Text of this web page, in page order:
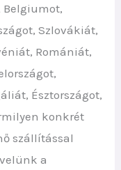
Belgiumot,
Szlovákiát,
Romániát,
Észtországot,
konkrét
szállítással
a